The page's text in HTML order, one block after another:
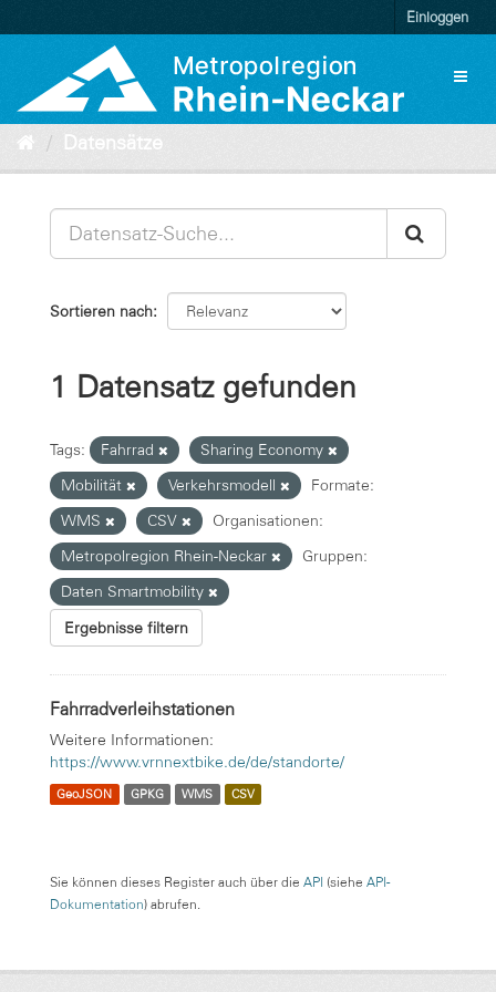
zum
Einloggen
Datensätze
Sortieren nach
1 Datensatz gefunden
Tags: Fahrrad
Sharing Economy
Mobilität
Verkehrsmodell
Formate:
WMS
CSV
Organisationen:
Metropolregion Rhein-Neckar
Gruppen:
Daten Smartmobility
Ergebnisse filtern
Fahrradverleihstationen
Weitere Informationen:
https://www.vrnnextbike.de/de/standorte/
GeoJSON GPKG WMS CSV
Sie können dieses Register auch über die API (siehe API-
Dokumentation) abrufen.